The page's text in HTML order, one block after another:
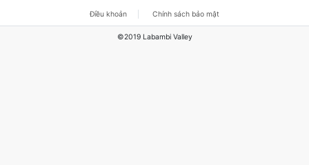
Điều khoản Chính sách bảo mật
©2019 Labambi Valley